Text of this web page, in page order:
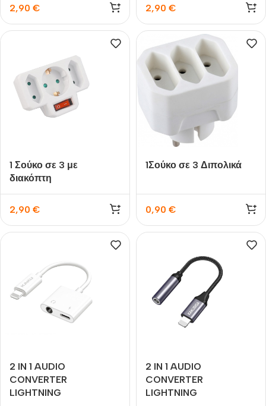
2,90 € 2,90 €
1 Σούκο σε 3 με
διακόπτη
2,90 €
1Σούκο σε 3 Διπολικά
0,90 €
2 IN 1 AUDIO
CONVERTER
LIGHTNING
2 IN 1 AUDIO
CONVERTER
LIGHTNING